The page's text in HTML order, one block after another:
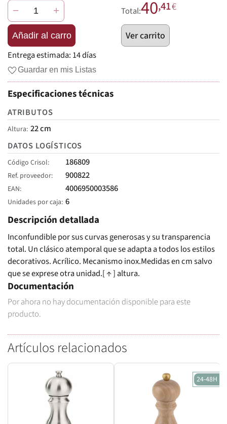
− +
Añadir al carro
Total:40,41€
Ver carrito
Entrega estimada: 14 días
Guardar en mis Listas
Especificaciones técnicas
ATRIBUTOS
Altura 22 cm
DATOS LOGÍSTICOS
Código Crisol 186809
Ref. proveedor 900822
EAN 4006950003586
Unidades por caja 6
Descripción detallada
Inconfundible por sus curvas generosas y su transparencia
total. Un clásico atemporal que se adapta a todos los estilos
decorativos. Acrílico. Mecanismo inox.Medidas en cm salvo
que se exprese otra unidad.[ ↑ ] altura.
Documentación
Por ahora no hay documentación disponible para este
producto.
Artículos relacionados
24-48H